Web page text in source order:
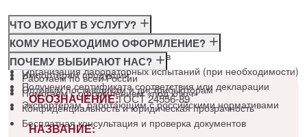
ЧТО ВХОДИТ В УСЛУГУ?
Консультация по требованиям ГОСТ
Подготовка и подача документов
Организация лабораторных испытаний (при необходимости)
Получение сертификата соответствия или декларации
КОМУ НЕОБХОДИМО ОФОРМЛЕНИЕ?
Производителям
Импортёрам продукции
Оптовым поставщикам и дистрибьюторам
Экспортёрам, работающим с российскими нормативами
ПОЧЕМУ ВЫБИРАЮТ НАС?
Работаем по всей России
Помогаем с оформлением «под ключ»
Конфиденциальность и юридическая прозрачность
Бесплатная консультация и проверка документов
ОБОЗНАЧЕНИЕ:ГОСТ 24556-89
НАЗВАНИЕ: